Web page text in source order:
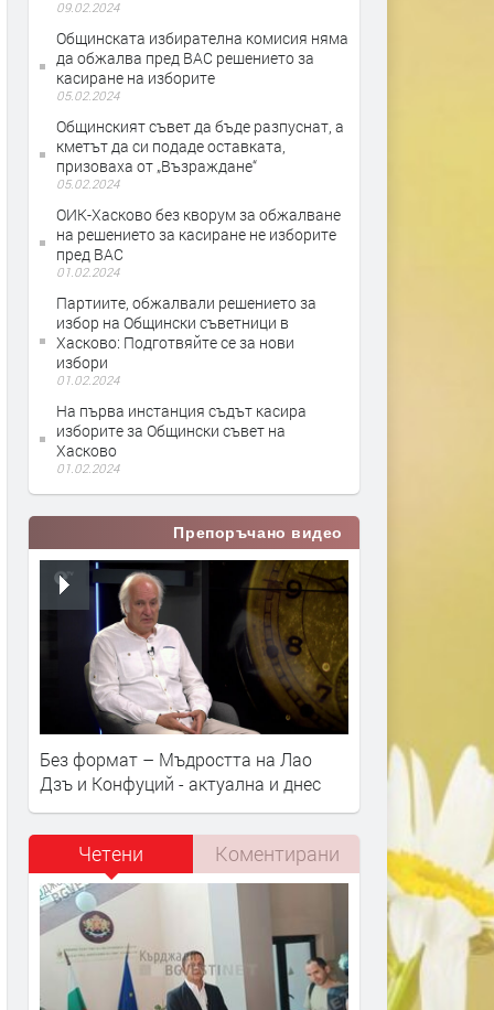
09.02.2024
Общинската избирателна комисия няма
да обжалва пред ВАС решението за
касиране на изборите
05.02.2024
Общинският съвет да бъде разпуснат, а
кметът да си подаде оставката,
призоваха от „Възраждане“
05.02.2024
ОИК-Хасково без кворум за обжалване
на решението за касиране не изборите
пред ВАС
01.02.2024
Партиите, обжалвали решението за
избор на Общински съветници в
Хасково: Подготвяйте се за нови
избори
01.02.2024
На първа инстанция съдът касира
изборите за Общински съвет на
Хасково
01.02.2024
Препоръчано видео
Без формат – Мъдростта на Лао
Дзъ и Конфуций - актуална и днес
Четени Коментирани